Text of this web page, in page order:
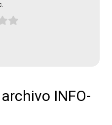
INFO-